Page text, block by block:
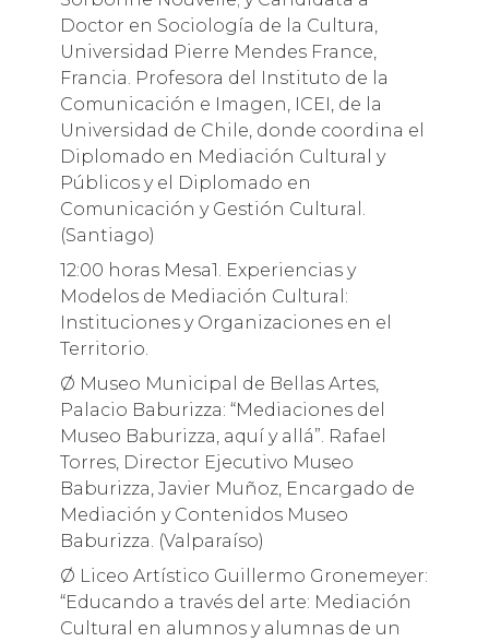
Doctor en Sociología de la Cultura,
Universidad Pierre Mendes France,
Francia. Profesora del Instituto de la
Comunicación e Imagen, ICEI, de la
Universidad de Chile, donde coordina el
Diplomado en Mediación Cultural y
Públicos y el Diplomado en
Comunicación y Gestión Cultural.
(Santiago)
12:00 horas Mesa1. Experiencias y
Modelos de Mediación Cultural:
Instituciones y Organizaciones en el
Territorio.
Ø Museo Municipal de Bellas Artes,
Palacio Baburizza: “Mediaciones del
Museo Baburizza, aquí y allá”. Rafael
Torres, Director Ejecutivo Museo
Baburizza, Javier Muñoz, Encargado de
Mediación y Contenidos Museo
Baburizza. (Valparaíso)
Ø Liceo Artístico Guillermo Gronemeyer:
“Educando a través del arte: Mediación
Cultural en alumnos y alumnas de un